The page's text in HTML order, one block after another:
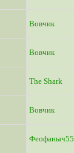
Вовчик
Вовчик
The Shark
Вовчик
Феофаныч55